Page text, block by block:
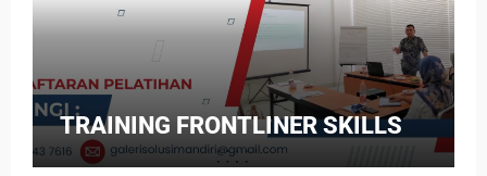
TRAINING FRONTLINER SKILLS